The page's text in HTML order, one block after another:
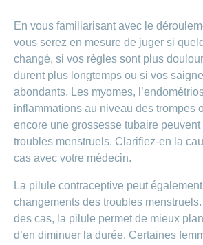
En vous familiarisant avec le
vous serez en mesure de juger si
changé, si vos règles sont plus
durent plus longtemps ou si vos
abondants. Les myomes,
inflammations au niveau des trompes
encore une grossesse tubaire
troubles menstruels. Clarifiez-en la
cas avec votre médecin.
La pilule contraceptive peut
changements des troubles
des cas, la pilule permet de mieux
d’en diminuer la durée. Certaines